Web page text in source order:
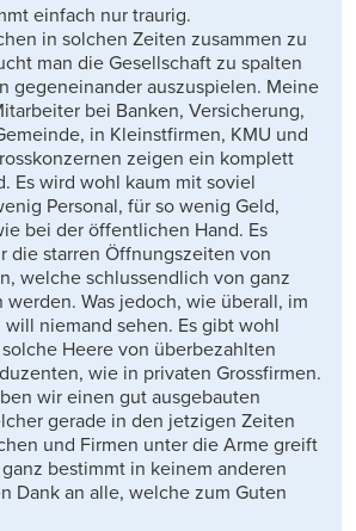
einfach nur traurig.
in solchen Zeiten zusammen zu
man die Gesellschaft zu spalten
gegeneinander auszuspielen. Meine
bei Banken, Versicherung,
in Kleinstfirmen, KMU und
zeigen ein komplett
Es wird wohl kaum mit soviel
Personal, für so wenig Geld,
bei der öffentlichen Hand. Es
die starren Öffnungszeiten von
welche schlussendlich von ganz
Was jedoch, wie überall, im
niemand sehen. Es gibt wohl
Heere von überbezahlten
wie in privaten Grossfirmen.
wir einen gut ausgebauten
gerade in den jetzigen Zeiten
und Firmen unter die Arme greift
bestimmt in keinem anderen
Dank an alle, welche zum Guten